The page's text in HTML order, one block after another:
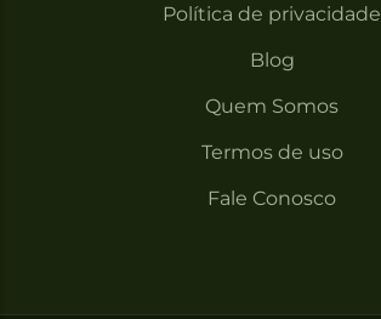
Política de privacidade
Blog
Quem Somos
Termos de uso
Fale Conosco